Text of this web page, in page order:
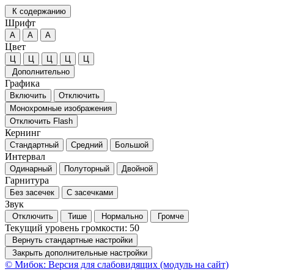
К содержанию
Шрифт
А А А
Цвет
Ц Ц Ц Ц
Ц
Дополнительно
Графика
Включить
Отключить
Монохромные изображения
Отключить Flash
Кернинг
Стандартный Средний Большой
Интервал
Одинарный Полуторный Двойной
Гарнитура
Без засечек С засечками
Звук
Отключить Тише Нормально Громче
Текущий уровень громкости: 50
Вернуть стандартные настройки
Закрыть дополнительные настройки
© Мибок: Версия для слабовидящих (модуль на сайт)